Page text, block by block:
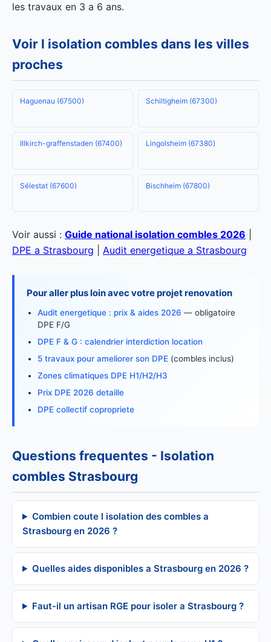
les travaux en 3 a 6 ans.
Voir l isolation combles dans les villes
proches
Haguenau (67500) Schiltigheim (67300)
Illkirch-graffenstaden (67400) Lingolsheim (67380)
Sélestat (67600) Bischheim (67800)
Voir aussi : Guide national isolation combles 2026
DPE a Strasbourg
Audit energetique a Strasbourg
Pour aller plus loin avec votre projet renovation
Audit energetique : prix & aides 2026 — obligatoire
DPE F/G
DPE F & G : calendrier interdiction location
5 travaux pour ameliorer son DPE (combles inclus)
Zones climatiques DPE H1/H2/H3
Prix DPE 2026 detaille
DPE collectif copropriete
Questions frequentes - Isolation
combles Strasbourg
Combien coute l isolation des combles a
Strasbourg en 2026 ?
Quelles aides disponibles a Strasbourg en 2026 ?
Faut-il un artisan RGE pour isoler a Strasbourg ?